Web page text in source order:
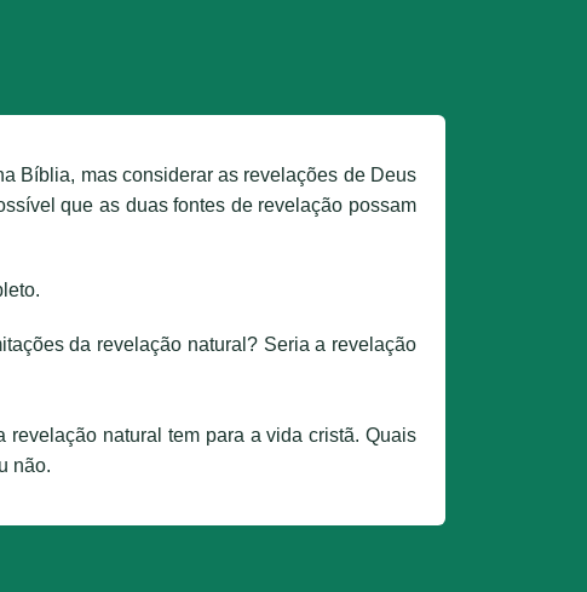
Bíblia, mas considerar as revelações de Deus
que as duas fontes de revelação possam
da revelação natural? Seria a revelação
revelação natural tem para a vida cristã. Quais
não.